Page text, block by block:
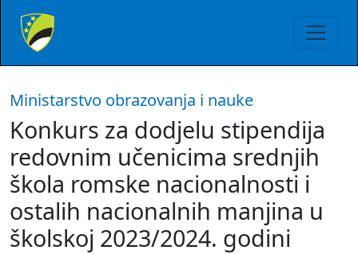
Ministarstvo obrazovanja i nauke
Konkurs za dodjelu stipendija
redovnim učenicima srednjih
škola romske nacionalnosti i
ostalih nacionalnih manjina u
školskoj 2023/2024. godini